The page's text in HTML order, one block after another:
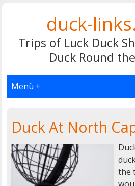
duck-
Trips of Luck Duck
Duck Round
Menü +
Duck At North
the